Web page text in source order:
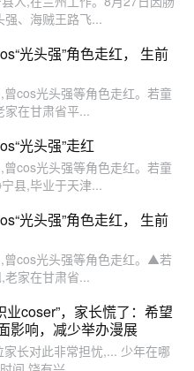
、海贼王路飞...
光头强”角色走红， 生前
cos光头强等角色走红。若童
家在甘肃省平...
光头强”走红
cos光头强等角色走红。若童
县,毕业于天津...
光头强”角色走红， 生前
曾cos光头强等角色走红。▲若
老家在甘肃省...
coser”，家长慌了：希望
影响，减少举办漫展
长对此非常担忧,... 少年在哪